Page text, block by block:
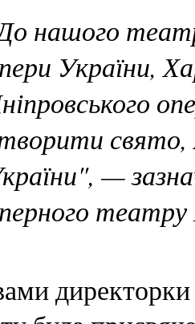
нашого
України,
свято,
—
театру